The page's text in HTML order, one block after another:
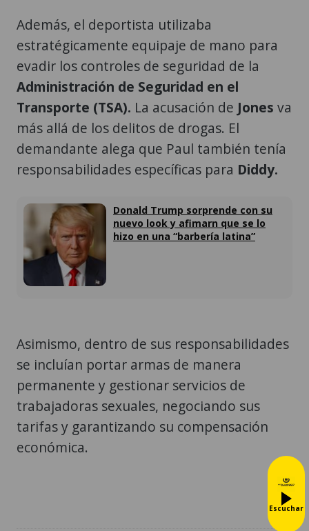
Además, el deportista utilizaba
estratégicamente equipaje de mano para
evadir los controles de seguridad de la
Administración de Seguridad en el
Transporte (TSA). La acusación de Jones va
más allá de los delitos de drogas. El
demandante alega que Paul también tenía
responsabilidades específicas para Diddy.
Donald Trump sorprende con su
nuevo look y afimarn que se lo
hizo en una “barbería latina”
Asimismo, dentro de sus responsabilidades
se incluían portar armas de manera
permanente y gestionar servicios de
trabajadoras sexuales, negociando sus
tarifas y garantizando su compensación
económica.
Escuchar